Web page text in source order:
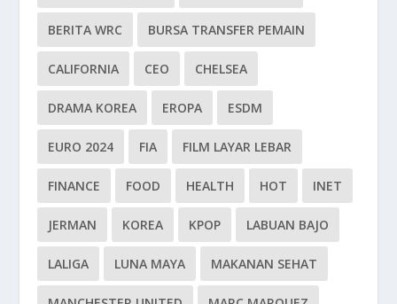
BERITA WRC BURSA TRANSFER PEMAIN
CALIFORNIA CEO CHELSEA
DRAMA KOREA EROPA ESDM
EURO 2024 FIA FILM LAYAR LEBAR
FINANCE FOOD HEALTH HOT INET
JERMAN KOREA KPOP LABUAN BAJO
LALIGA LUNA MAYA MAKANAN SEHAT